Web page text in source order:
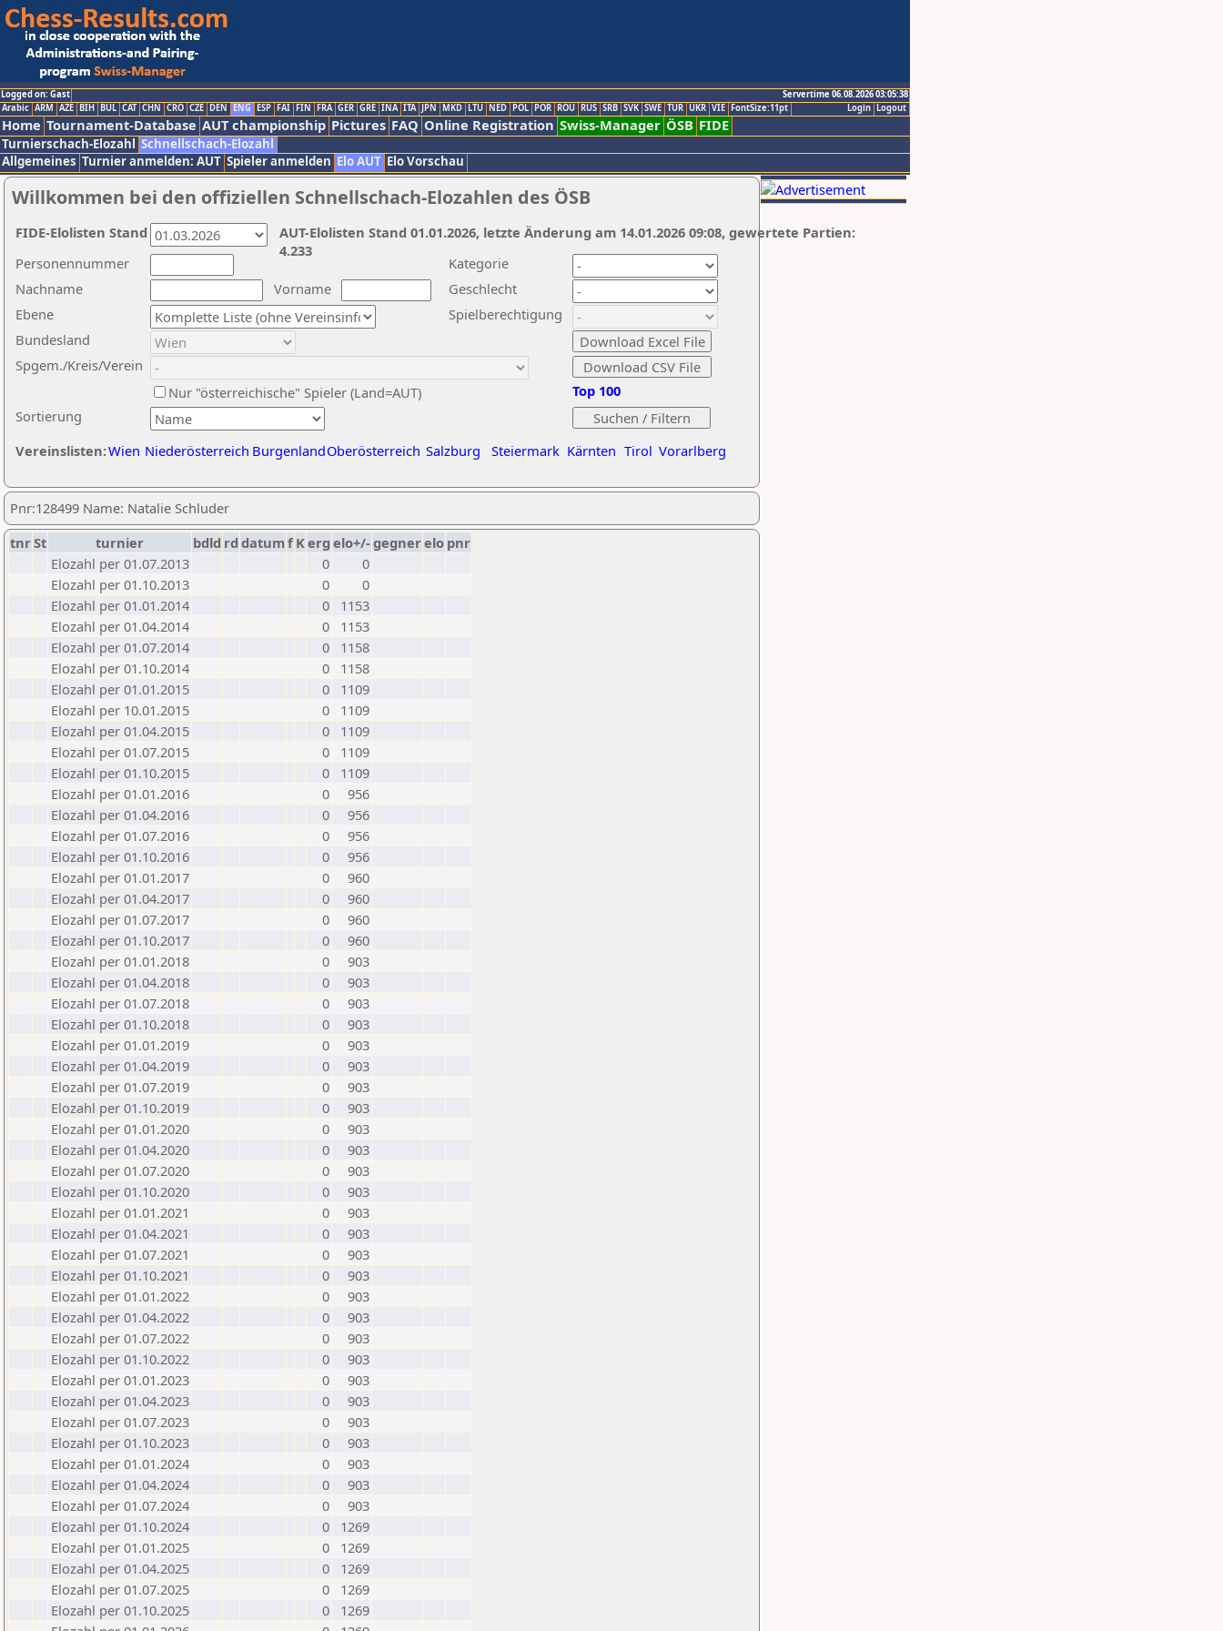
Logged on: Gast
Servertime 06.08.2026 03:05:38
Logout
Login
Arabic ARM AZE BIH BUL CAT CHN CRO CZE DEN ENG ESP FAI FIN FRA GER GRE INA ITA JPN MKD LTU NED POL POR ROU RUS SRB SVK SWE TUR UKR VIE FontSize:11pt
Home Tournament-Database AUT championship Pictures FAQ Online Registration Swiss-Manager ÖSB FIDE
Turnierschach-Elozahl Schnellschach-Elozahl
Allgemeines Turnier anmelden: AUT Spieler anmelden Elo AUT Elo Vorschau
Willkommen bei den offiziellen Schnellschach-Elozahlen des ÖSB
Nachname
Vorname
Ebene
Kategorie
Sortierung
Personennummer
Bundesland
Spgem./Kreis/Verein
Geschlecht
Nur "österreichische" Spieler (Land=AUT)
Spielberechtigung
Vereinslisten:Wien Niederösterreich BurgenlandOberösterreich Salzburg Steiermark Kärnten Tirol Vorarlberg
Top 100
AUT-Elolisten Stand 01.01.2026, letzte Änderung am 14.01.2026 09:08, gewertete Partien:
4.233
FIDE-Elolisten Stand
Pnr:128499 Name: Natalie Schluder
tnrSt turnier bdld rd datumf Kerg elo+/-gegnerelo pnr
Elozahl per 01.07.2013
0
0
Elozahl per 01.10.2013
0
0
Elozahl per 01.01.2014
0
1153
Elozahl per 01.04.2014
0
1153
Elozahl per 01.07.2014
0
1158
Elozahl per 01.10.2014
0
1158
Elozahl per 01.01.2015
0
1109
Elozahl per 10.01.2015
0
1109
Elozahl per 01.04.2015
0
1109
Elozahl per 01.07.2015
0
1109
Elozahl per 01.10.2015
0
1109
Elozahl per 01.01.2016
0
956
Elozahl per 01.04.2016
0
956
Elozahl per 01.07.2016
0
956
Elozahl per 01.10.2016
0
956
Elozahl per 01.01.2017
0
960
Elozahl per 01.04.2017
0
960
Elozahl per 01.07.2017
0
960
Elozahl per 01.10.2017
0
960
Elozahl per 01.01.2018
0
903
Elozahl per 01.04.2018
0
903
Elozahl per 01.07.2018
0
903
Elozahl per 01.10.2018
0
903
Elozahl per 01.01.2019
0
903
Elozahl per 01.04.2019
0
903
Elozahl per 01.07.2019
0
903
Elozahl per 01.10.2019
0
903
Elozahl per 01.01.2020
0
903
Elozahl per 01.04.2020
0
903
Elozahl per 01.07.2020
0
903
Elozahl per 01.10.2020
0
903
Elozahl per 01.01.2021
0
903
Elozahl per 01.04.2021
0
903
Elozahl per 01.07.2021
0
903
Elozahl per 01.10.2021
0
903
Elozahl per 01.01.2022
0
903
Elozahl per 01.04.2022
0
903
Elozahl per 01.07.2022
0
903
Elozahl per 01.10.2022
0
903
Elozahl per 01.01.2023
0
903
Elozahl per 01.04.2023
0
903
Elozahl per 01.07.2023
0
903
Elozahl per 01.10.2023
0
903
Elozahl per 01.01.2024
0
903
Elozahl per 01.04.2024
0
903
Elozahl per 01.07.2024
0
903
Elozahl per 01.10.2024
0
1269
Elozahl per 01.01.2025
0
1269
Elozahl per 01.04.2025
0
1269
Elozahl per 01.07.2025
0
1269
Elozahl per 01.10.2025
0
1269